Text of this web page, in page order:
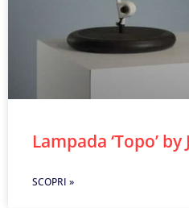
Lampada ‘Topo’
SCOPRI »